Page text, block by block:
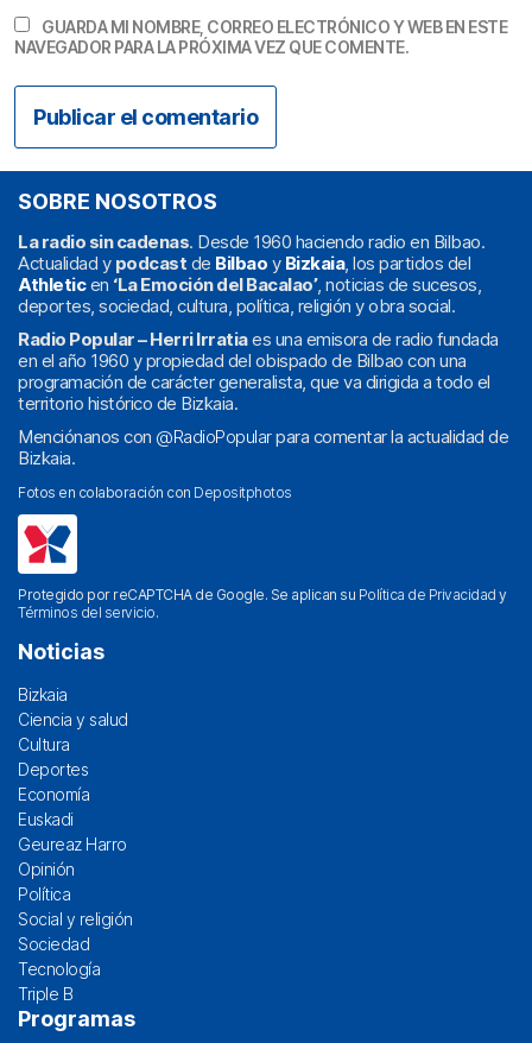
GUARDA MI NOMBRE, CORREO ELECTRÓNICO Y WEB EN ESTE
NAVEGADOR PARA LA PRÓXIMA VEZ QUE COMENTE.
SOBRE NOSOTROS
La radio sin cadenas. Desde 1960 haciendo radio en Bilbao.
Actualidad y podcast de Bilbao y Bizkaia, los partidos del
Athleticen ‘La Emoción del Bacalao’, noticias de sucesos,
deportes, sociedad, cultura, política, religión y obra social.
Radio Popular – Herri Irratiaes una emisora de radio fundada
en el año 1960 y propiedad del obispado de Bilbao con una
programación de carácter generalista, que va dirigida a todo el
territorio histórico de Bizkaia.
Menciónanos con @RadioPopularpara comentar la actualidad de
Bizkaia.
Fotos en colaboración con Depositphotos
Protegido por reCAPTCHA de Google. Se aplican su Política de Privacidad y
Términos del servicio.
Noticias
Bizkaia
Ciencia y salud
Cultura
Deportes
Economía
Euskadi
Geureaz Harro
Opinión
Política
Social y religión
Sociedad
Tecnología
Triple B
Programas